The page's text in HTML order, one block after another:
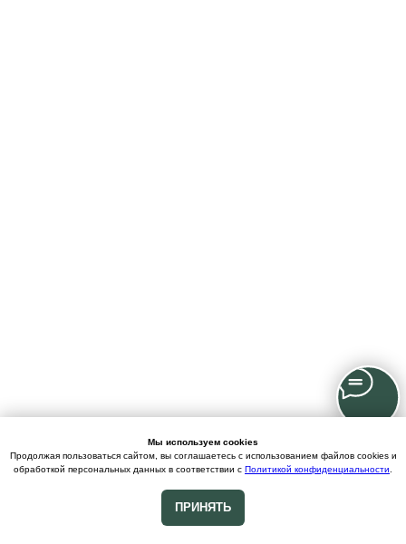
Мы используем cookies
Продолжая пользоваться сайтом, вы соглашаетесь с использованием файлов cookies и
обработкой персональных данных в соответствии с Политикой конфиденциальности.
ПРИНЯТЬ
«Подберём идеальный букет»